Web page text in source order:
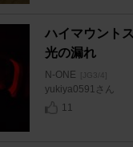
ハイマウント
光の漏れ
N-ONE [JG3/4]
yukiya0591さん
11